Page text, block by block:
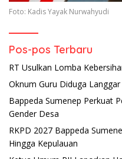
Foto: Kadis Yayak Nurwahyudi
Pos-pos Terbaru
RT Usulkan Lomba
Oknum Guru Diduga
Bappeda Sumenep Perkuat
Gender Desa
RKPD 2027 Bappeda
Hingga Kepulauan